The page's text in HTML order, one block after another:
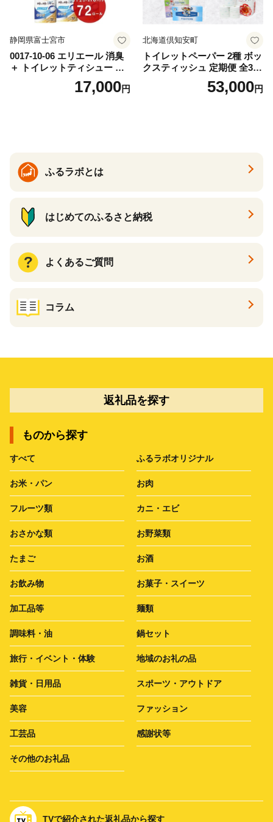
静岡県富士宮市
0017-10-06 エリエール 消臭
＋ トイレットティシュー し
っかり香るフレッシュクリア
の香り ダブル 12ロール×6パ
17,000円
北海道倶知安町
トイレットペーパー 2種 ボッ
クスティッシュ 定期便 全3
回 日本製 まとめ買い 防災
常備品 日用雑貨 消耗品 生活
53,000円
ふるラボとは
はじめてのふるさと納税
よくあるご質問
コラム
返礼品を探す
ものから探す
すべて ふるラボオリジナル
お米・パン お肉
フルーツ類 カニ・エビ
おさかな類 お野菜類
たまご お酒
お飲み物 お菓子・スイーツ
加工品等 麺類
調味料・油 鍋セット
旅行・イベント・体験 地域のお礼の品
雑貨・日用品 スポーツ・アウトドア
美容 ファッション
工芸品 感謝状等
その他のお礼品
TVで紹介された返礼品から探す